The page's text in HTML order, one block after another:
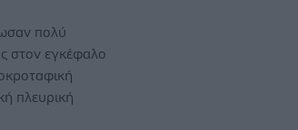
πολύ
στον εγκέφαλο
πλευρική